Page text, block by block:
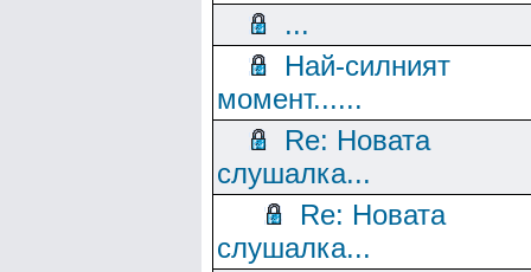
...
Най-силният
момент......
Re: Новата
слушалка...
Re: Новата
слушалка...